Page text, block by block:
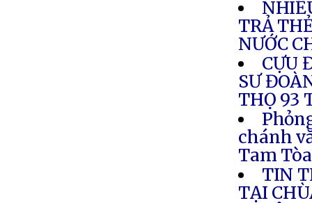
TRẢ
NƯỚC
CỰU
SƯ
THỌ 93
chánh
Tam Tòa
TIN
TẠI